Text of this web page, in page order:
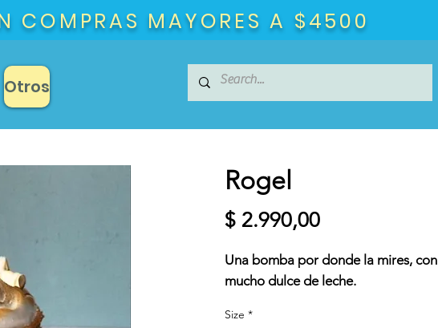
COMPRAS MAYORES A $4500
Otros
Rogel
$ 2.990,00Precio
Una bomba por donde la mires, con
mucho dulce de leche.
Size *